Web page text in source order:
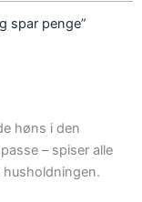
spar penge”
høns i den
– spiser alle